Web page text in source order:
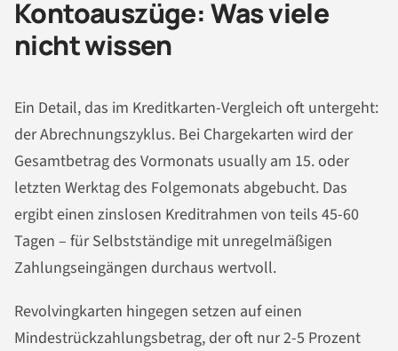
Kontoauszüge: Was viele
nicht wissen
Ein Detail, das im Kreditkarten-Vergleich oft untergeht:
der Abrechnungszyklus. Bei Chargekarten wird der
Gesamtbetrag des Vormonats usually am 15. oder
letzten Werktag des Folgemonats abgebucht. Das
ergibt einen zinslosen Kreditrahmen von teils 45-60
Tagen – für Selbstständige mit unregelmäßigen
Zahlungseingängen durchaus wertvoll.
Revolvingkarten hingegen setzen auf einen
Mindestrückzahlungsbetrag, der oft nur 2-5 Prozent